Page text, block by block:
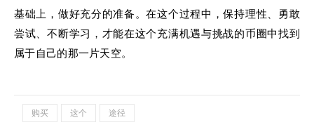
基础上，做好充分的准备。在这个过程中，保持理性、勇敢
尝试、不断学习，才能在这个充满机遇与挑战的币圈中找到
属于自己的那一片天空。
购买 这个 途径